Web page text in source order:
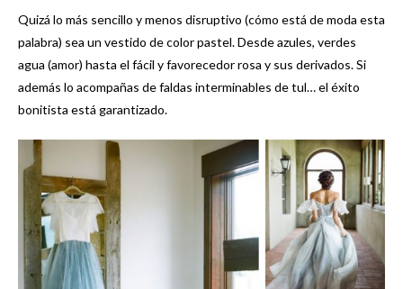
Quizá lo más sencillo y menos disruptivo (cómo está de moda esta
palabra) sea un vestido de color pastel. Desde azules, verdes
agua (amor) hasta el fácil y favorecedor rosa y sus derivados. Si
además lo acompañas de faldas interminables de tul… el éxito
bonitista está garantizado.